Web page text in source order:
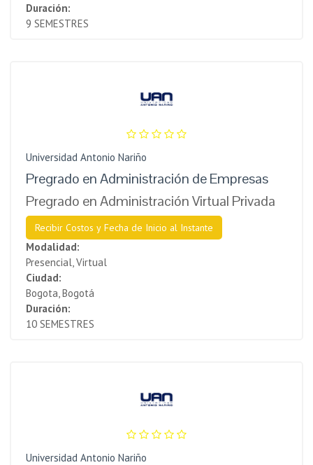
Duración:
9 SEMESTRES
Universidad Antonio Nariño
Pregrado en Administración de Empresas
Pregrado en Administración Virtual Privada
Recibir Costos y Fecha de Inicio al Instante
Modalidad:
Presencial, Virtual
Ciudad:
Bogota, Bogotá
Duración:
10 SEMESTRES
Universidad Antonio Nariño